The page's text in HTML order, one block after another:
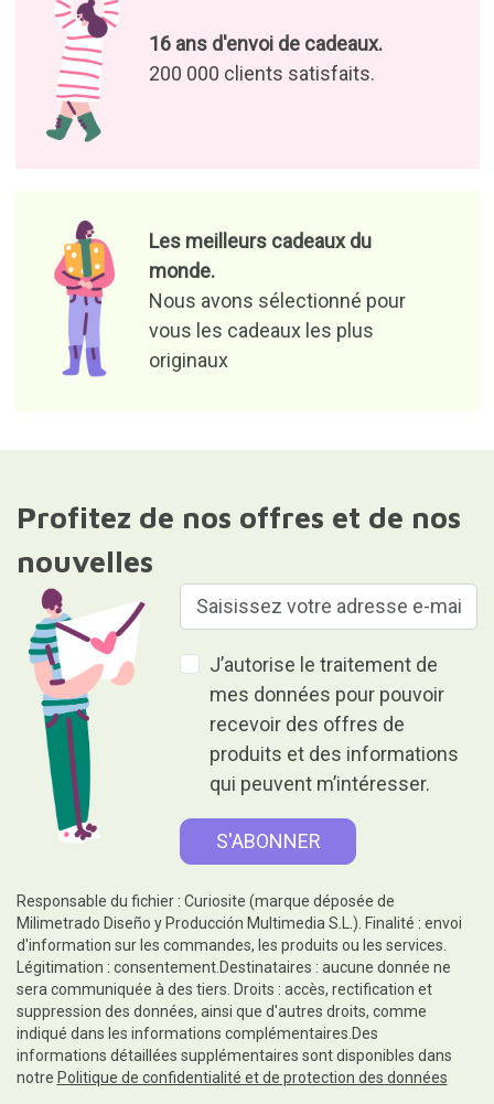
16 ans d'envoi de cadeaux.
200 000 clients satisfaits.
Les meilleurs cadeaux du
monde.
Nous avons sélectionné pour
vous les cadeaux les plus
originaux
Profitez de nos offres et de nos
nouvelles
J’autorise le traitement de
mes données pour pouvoir
recevoir des offres de
produits et des informations
qui peuvent m’intéresser.
Responsable du fichier : Curiosite (marque déposée de
Milimetrado Diseño y Producción Multimedia S.L.). Finalité : envoi
d'information sur les commandes, les produits ou les services.
Légitimation : consentement.Destinataires : aucune donnée ne
sera communiquée à des tiers. Droits : accès, rectification et
suppression des données, ainsi que d'autres droits, comme
indiqué dans les informations complémentaires.Des
informations détaillées supplémentaires sont disponibles dans
notre Politique de confidentialité et de protection des données